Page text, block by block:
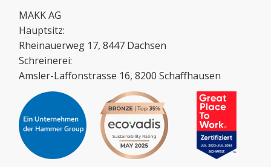
MAKK AG
Hauptsitz:
Rheinauerweg 17, 8447 Dachsen
Schreinerei:
Amsler-Laffonstrasse 16, 8200 Schaffhausen